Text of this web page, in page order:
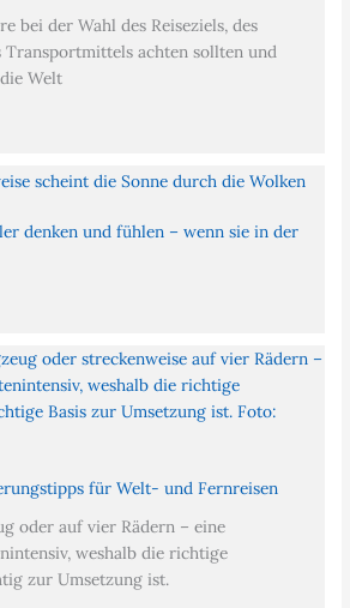
bei der Wahl des Reiseziels, des
Transportmittels achten sollten und
Welt
denken und fühlen – wenn sie in der
für Welt- und Fernreisen
oder auf vier Rädern – eine
weshalb die richtige
zur Umsetzung ist.